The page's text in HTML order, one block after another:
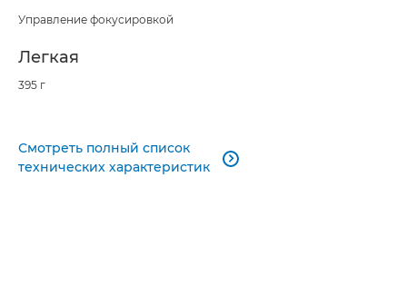
Управление фокусировкой
Легкая
395 г
Смотреть полный список
технических характеристик
